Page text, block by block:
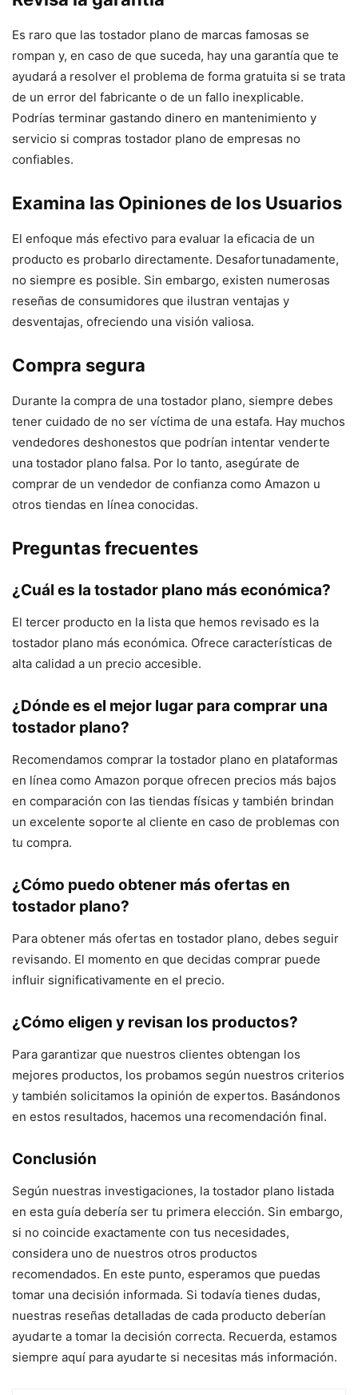
Es raro que las tostador plano de marcas famosas se
rompan y, en caso de que suceda, hay una garantía que te
ayudará a resolver el problema de forma gratuita si se trata
de un error del fabricante o de un fallo inexplicable.
Podrías terminar gastando dinero en mantenimiento y
servicio si compras tostador plano de empresas no
confiables.
Examina las Opiniones de los Usuarios
El enfoque más efectivo para evaluar la eficacia de un
producto es probarlo directamente. Desafortunadamente,
no siempre es posible. Sin embargo, existen numerosas
reseñas de consumidores que ilustran ventajas y
desventajas, ofreciendo una visión valiosa.
Compra segura
Durante la compra de una tostador plano, siempre debes
tener cuidado de no ser víctima de una estafa. Hay muchos
vendedores deshonestos que podrían intentar venderte
una tostador plano falsa. Por lo tanto, asegúrate de
comprar de un vendedor de confianza como Amazon u
otros tiendas en línea conocidas.
Preguntas frecuentes
¿Cuál es la tostador plano más económica?
El tercer producto en la lista que hemos revisado es la
tostador plano más económica. Ofrece características de
alta calidad a un precio accesible.
¿Dónde es el mejor lugar para comprar una
tostador plano?
Recomendamos comprar la tostador plano en plataformas
en línea como Amazon porque ofrecen precios más bajos
en comparación con las tiendas físicas y también brindan
un excelente soporte al cliente en caso de problemas con
tu compra.
¿Cómo puedo obtener más ofertas en
tostador plano?
Para obtener más ofertas en tostador plano, debes seguir
revisando. El momento en que decidas comprar puede
influir significativamente en el precio.
¿Cómo eligen y revisan los productos?
Para garantizar que nuestros clientes obtengan los
mejores productos, los probamos según nuestros criterios
y también solicitamos la opinión de expertos. Basándonos
en estos resultados, hacemos una recomendación final.
Conclusión
Según nuestras investigaciones, la tostador plano listada
en esta guía debería ser tu primera elección. Sin embargo,
si no coincide exactamente con tus necesidades,
considera uno de nuestros otros productos
recomendados. En este punto, esperamos que puedas
tomar una decisión informada. Si todavía tienes dudas,
nuestras reseñas detalladas de cada producto deberían
ayudarte a tomar la decisión correcta. Recuerda, estamos
siempre aquí para ayudarte si necesitas más información.